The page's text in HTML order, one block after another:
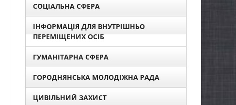
СОЦІАЛЬНА СФЕРА
ІНФОРМАЦІЯ ДЛЯ ВНУТРІШНЬО
ПЕРЕМІЩЕНИХ ОСІБ
ГУМАНІТАРНА СФЕРА
ГОРОДНЯНСЬКА МОЛОДІЖНА РАДА
ЦИВІЛЬНИЙ ЗАХИСТ